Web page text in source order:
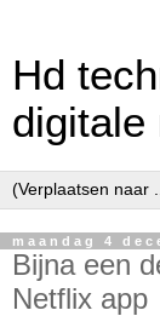
Hd
digitale
maandag 4
Bijna een
Netflix app